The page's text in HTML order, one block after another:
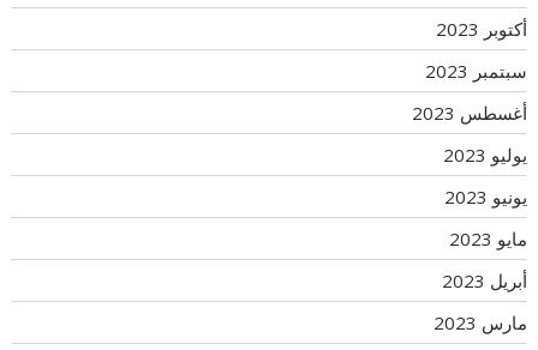
أكتوبر 2023
سبتمبر 2023
أغسطس 2023
يوليو 2023
يونيو 2023
مايو 2023
أبريل 2023
مارس 2023